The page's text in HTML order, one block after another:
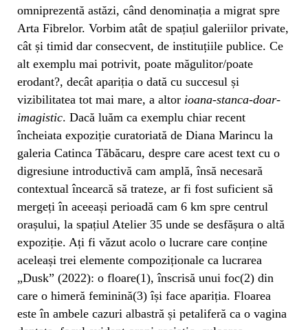
omniprezentă astăzi, când denominația a migrat spre
Arta Fibrelor. Vorbim atât de spațiul galeriilor private,
cât și timid dar consecvent, de instituțiile publice. Ce
alt exemplu mai potrivit, poate măgulitor/poate
erodant?, decât apariția o dată cu succesul și
vizibilitatea tot mai mare, a altor ioana-stanca-doar-
imagistic. Dacă luăm ca exemplu chiar recent
încheiata expoziție curatoriată de Diana Marincu la
galeria Catinca Tăbăcaru, despre care acest text cu o
digresiune introductivă cam amplă, însă necesară
contextual încearcă să trateze, ar fi fost suficient să
mergeți în aceeași perioadă cam 6 km spre centrul
orașului, la spațiul Atelier 35 unde se desfășura o altă
expoziție. Ați fi văzut acolo o lucrare care conține
aceleași trei elemente compoziționale ca lucrarea
„Dusk” (2022): o floare(1), înscrisă unui foc(2) din
care o himeră feminină(3) își face apariția. Floarea
este în ambele cazuri albastră și petaliferă ca o vagina